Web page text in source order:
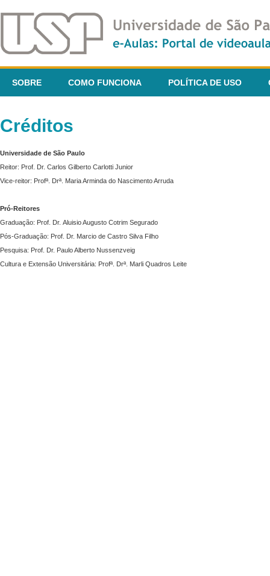
SOBRE COMO FUNCIONA POLÍTICA DE USO
Créditos
Universidade de São Paulo
Reitor: Prof. Dr. Carlos Gilberto Carlotti Junior
Vice-reitor: Profª. Drª. Maria Arminda do Nascimento Arruda
Pró-Reitores
Graduação: Prof. Dr. Aluisio Augusto Cotrim Segurado
Pós-Graduação: Prof. Dr. Marcio de Castro Silva Filho
Pesquisa: Prof. Dr. Paulo Alberto Nussenzveig
Cultura e Extensão Universitária: Profª. Drª. Marli Quadros Leite